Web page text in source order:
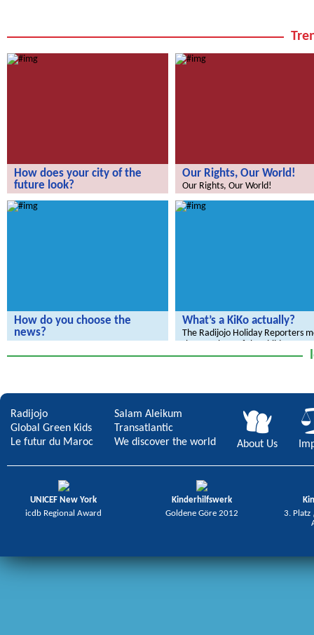
How does your city of the
future look?
look?
Our Rights, Our World!
Our Rights, Our World!
How do you choose the
news?
the rbb.
What’s a KiKo actually?
The Radijojo Holiday Reporters
the members of the Children
Radijojo
Global Green Kids
Le futur du Maroc
Salam Aleikum
Transatlantic
We discover the world
About Us
UNICEF New York
icdb Regional Award
Kinderhilfswerk
Goldene Göre 2012
3. Platz